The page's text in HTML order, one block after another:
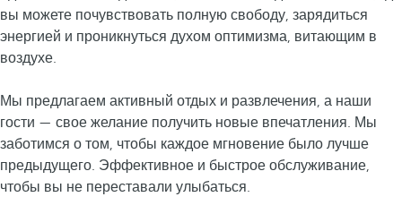
вы можете почувствовать полную свободу, зарядиться
энергией и проникнуться духом оптимизма, витающим в
воздухе.
Мы предлагаем активный отдых и развлечения, а наши
гости — свое желание получить новые впечатления. Мы
заботимся о том, чтобы каждое мгновение было лучше
предыдущего. Эффективное и быстрое обслуживание,
чтобы вы не переставали улыбаться.